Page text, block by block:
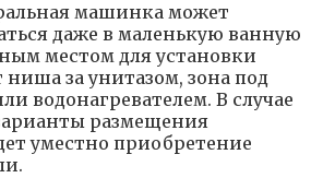
машинка может
даже в маленькую ванную
местом для установки
ниша за унитазом, зона под
водонагревателем. В случае
размещения
уместно приобретение